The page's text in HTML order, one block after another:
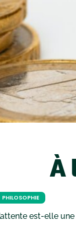
À
PHILOSOPHIE
est-elle